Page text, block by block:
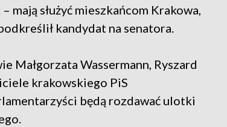
mają służyć mieszkańcom Krakowa,
kandydat na senatora.
Małgorzata Wassermann, Ryszard
krakowskiego PiS
będą rozdawać ulotki